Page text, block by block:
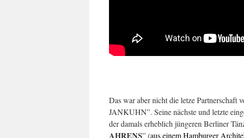
Das war aber nicht die letze Partnerschaft
JANKUHN”. Seine nächste und letzte
der damals erheblich jüngeren Berliner
AHRENS” (aus einem Hamburger